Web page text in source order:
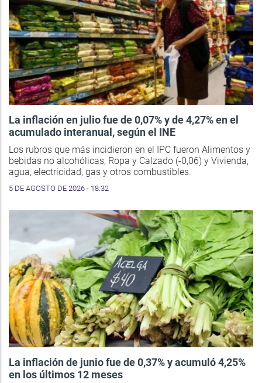
La inflación en julio fue de 0,07% y de 4,27% en el
acumulado interanual, según el INE
Los rubros que más incidieron en el IPC fueron Alimentos y
bebidas no alcohólicas, Ropa y Calzado (-0,06) y Vivienda,
agua, electricidad, gas y otros combustibles.
5 DE AGOSTO DE 2026 - 18:32
La inflación de junio fue de 0,37% y acumuló 4,25%
en los últimos 12 meses